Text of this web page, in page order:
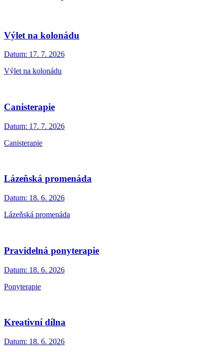
Výlet na kolonádu
Datum: 17. 7. 2026
Výlet na kolonádu
Canisterapie
Datum: 17. 7. 2026
Canisterapie
Lázeňská promenáda
Datum: 18. 6. 2026
Lázeňská promenáda
Pravidelná ponyterapie
Datum: 18. 6. 2026
Ponyterapie
Kreativní dílna
Datum: 18. 6. 2026